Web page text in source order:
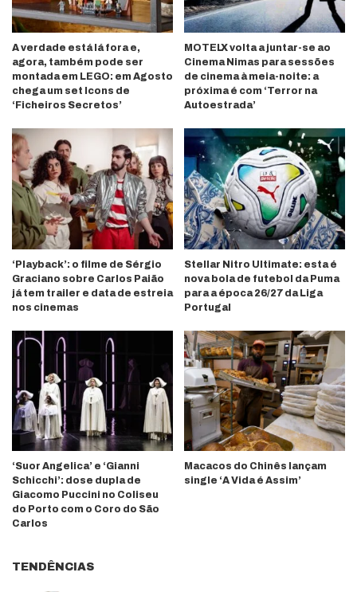
A verdade está lá fora e,
agora, também pode ser
montada em LEGO: em Agosto
chega um set Icons de
‘Ficheiros Secretos’
MOTELX volta a juntar-se ao
Cinema Nimas para sessões
de cinema à meia-noite: a
próxima é com ‘Terror na
Autoestrada’
‘Playback’: o filme de Sérgio
Graciano sobre Carlos Paião
já tem trailer e data de estreia
nos cinemas
Stellar Nitro Ultimate: esta é
nova bola de futebol da Puma
para a época 26/27 da Liga
Portugal
‘Suor Angelica’ e ‘Gianni
Schicchi’: dose dupla de
Giacomo Puccini no Coliseu
do Porto com o Coro do São
Carlos
Macacos do Chinês lançam
single ‘A Vida é Assim’
TENDÊNCIAS